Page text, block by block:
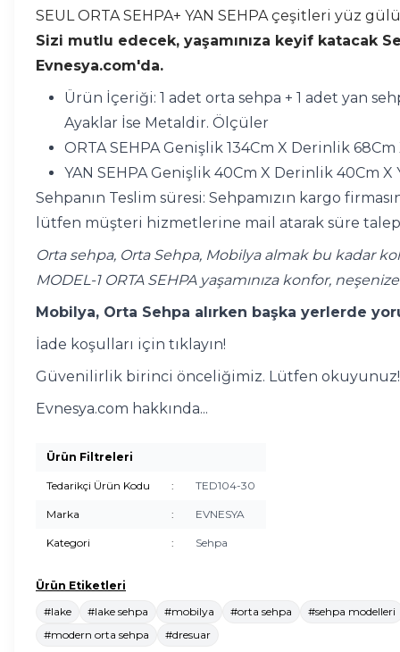
SEUL ORTA SEHPA+ YAN SEHPA çeşitleri yüz
Sizi mutlu edecek, yaşamınıza keyif katacak
Evnesya.com'da.
Ürün İçeriği: 1 adet orta sehpa + 1 adet yan
Ayaklar İse Metaldir. Ölçüler
ORTA SEHPA Genişlik 134Cm X Derinlik
YAN SEHPAGenişlik 40Cm X Derinlik 40Cm X
Sehpanın Teslim süresi: Sehpamızın kargo
lütfen müşteri hizmetlerine mail atarak süre
Orta sehpa, Orta Sehpa, Mobilya almak bu kadar
MODEL-1 ORTA SEHPA yaşamınıza konfor,
Mobilya, Orta Sehpa alırken başka yerlerde
İade koşulları için tıklayın!
Güvenilirlik birinci önceliğimiz. Lütfen okuyunuz!
Evnesya.com hakkında...
Ürün Filtreleri
Tedarikçi Ürün Kodu : TED104-30
Marka : EVNESYA
Kategori : Sehpa
Ürün Etiketleri
#lake
#lake sehpa #mobilya #orta sehpa
#sehpa modelleri
#modern orta sehpa
#dresuar